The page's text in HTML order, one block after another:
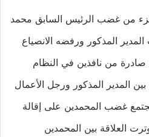
من غضب الرئيس السابق محمد
المذكور ورفضه الانصياع
صادرة من نافذين في النظام
المدير المذكور ورجل الأعمال
غضب المحمدين على إقالة
العلاقة بين المحمدين